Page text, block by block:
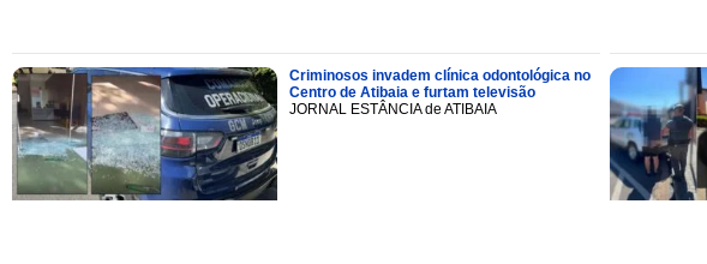
Criminosos invadem clínica odontológica no
Centro de Atibaia e furtam televisão
JORNAL ESTÂNCIA de ATIBAIA